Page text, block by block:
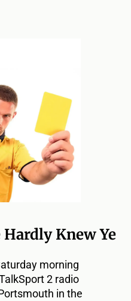
Knew Ye
morning
2 radio
in the